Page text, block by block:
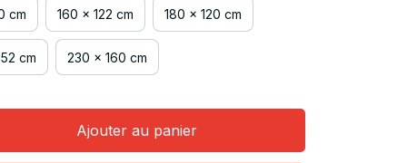
cm 160 x 122 cm 180 x 120 cm
cm 230 x 160 cm
Ajouter au panier